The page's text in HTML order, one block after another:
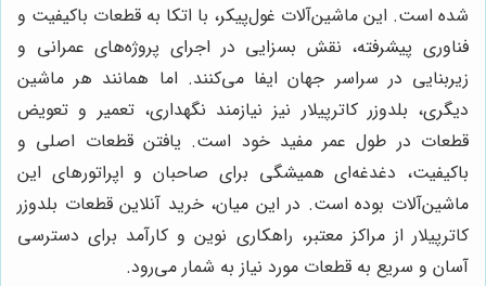
شده است. این ماشین‌آلات غول‌پیکر، با اتکا به قطعات باکیفیت و
فناوری پیشرفته، نقش بسزایی در اجرای پروژه‌های عمرانی و
زیربنایی در سراسر جهان ایفا می‌کنند. اما همانند هر ماشین
دیگری، بلدوزر کاترپیلار نیز نیازمند نگهداری، تعمیر و تعویض
قطعات در طول عمر مفید خود است. یافتن قطعات اصلی و
باکیفیت، دغدغه‌ای همیشگی برای صاحبان و اپراتورهای این
ماشین‌آلات بوده است. در این میان، خرید آنلاین قطعات بلدوزر
کاترپیلار از مراکز معتبر، راهکاری نوین و کارآمد برای دسترسی
آسان و سریع به قطعات مورد نیاز به شمار می‌رود.